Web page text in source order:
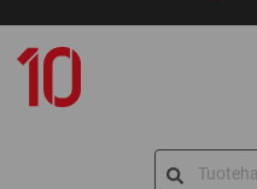
10
Search